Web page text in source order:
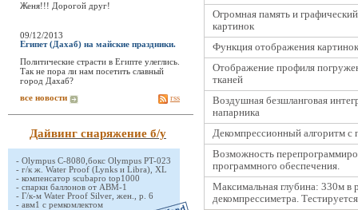
Женя!!! Дорогой друг!
09/12/2013
Египет (Дахаб) на майские праздники.
Политические страсти в Египте улеглись.
Так не пора ли нам посетить славный
город Дахаб?
все новости rss
Дайвинг снаряжение б/у
- Olympus C-8080,бокс Olympus PT-023
- г/к ж. Water Proof (Lynks и Libra), XL
- компенсатор scubapro top1000
- спарки баллонов от АВМ-1
- Г/к-м Water Proof Silver, жен., р. 6
- авм1 с ремкомлектом
Огромная память и
картинок
Функция отображения
Отображение профиля
тканей
Воздушная безшланговая
напарника
Декомпрессионный алгоритм с
Возможность
программного обеспечения.
Максимальная глубина: 330м в
декомпрессиметра.